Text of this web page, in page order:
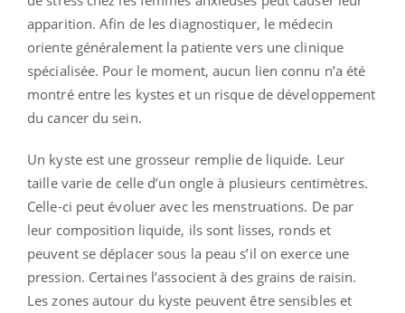
apparition. Afin de les diagnostiquer, le médecin
oriente généralement la patiente vers une clinique
spécialisée. Pour le moment, aucun lien connu n’a été
montré entre les kystes et un risque de développement
du cancer du sein.
Un kyste est une grosseur remplie de liquide. Leur
taille varie de celle d’un ongle à plusieurs centimètres.
Celle-ci peut évoluer avec les menstruations. De par
leur composition liquide, ils sont lisses, ronds et
peuvent se déplacer sous la peau s’il on exerce une
pression. Certaines l’associent à des grains de raisin.
Les zones autour du kyste peuvent être sensibles et